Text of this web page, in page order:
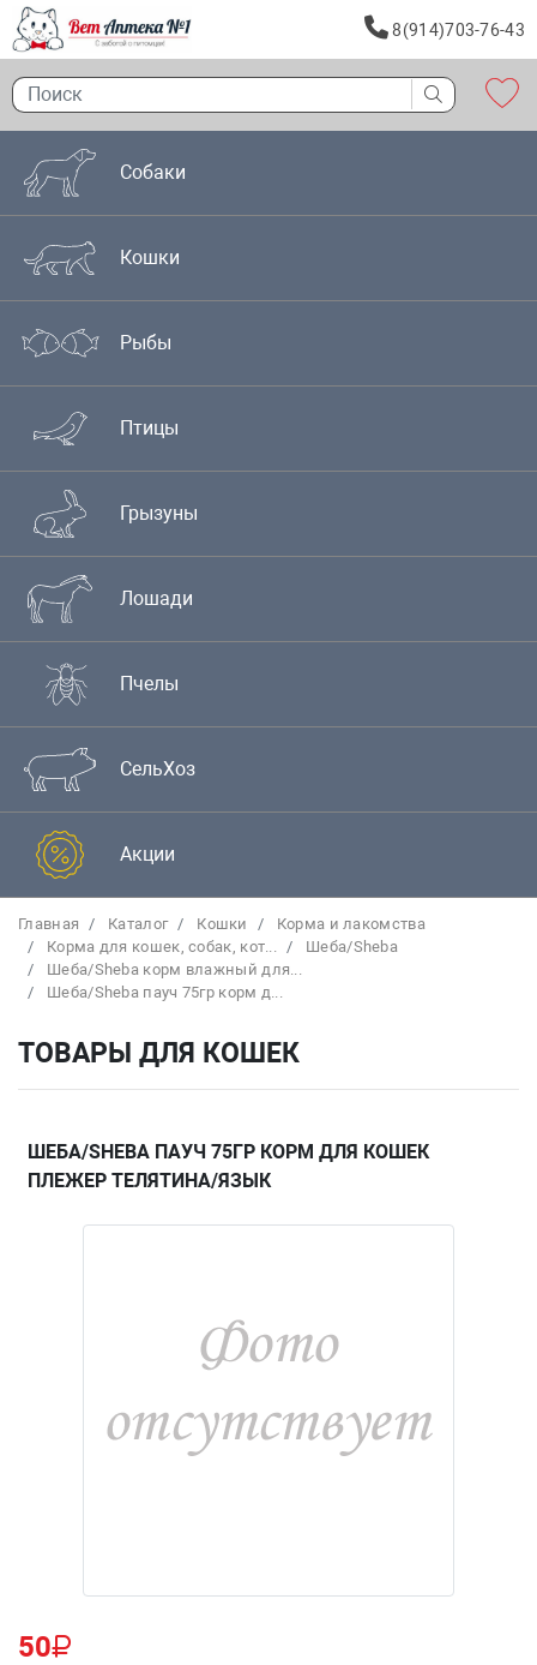
8(914)703-76-43
Собаки
Кошки
Рыбы
Птицы
Грызуны
Лошади
Пчелы
СельХоз
Акции
Главная Каталог Кошки
Корма и лакомства
Корма для кошек, собак, кот...
Шеба/Sheba
Шеба/Sheba корм влажный для...
Шеба/Sheba пауч 75гр корм д...
ТОВАРЫ ДЛЯ КОШЕК
ШЕБА/SHEBA ПАУЧ 75ГР КОРМ ДЛЯ КОШЕК
ПЛЕЖЕР ТЕЛЯТИНА/ЯЗЫК
50